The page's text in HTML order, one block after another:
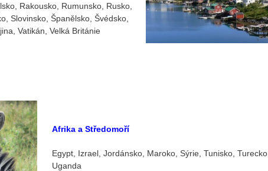
Rakousko, Rumunsko, Rusko,
Slovinsko, Španělsko, Švédsko,
Vatikán, Velká Británie
Afrika a Středomoří
Egypt, Izrael, Jordánsko, Maroko, Sýrie, Tunisko, Turecko,
Uganda